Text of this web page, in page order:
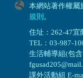
本網站著作權屬
規則 。
住址：262-47宜
TEL：03-987-
生活輔導組(包
課外活動組 E-